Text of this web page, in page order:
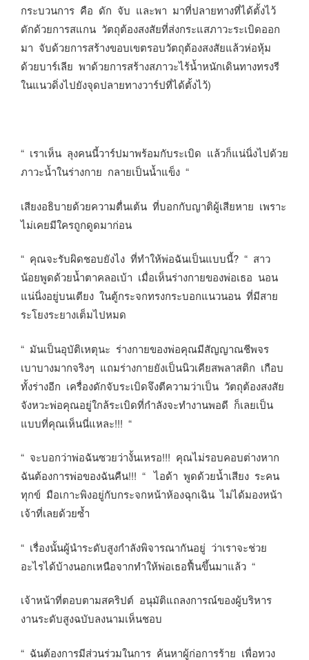
กระบวนการ คือ ดัก จับ และพา มาที่ปลายทางที่ได้ตั้งไว้
ดักด้วยการสแกน วัตถุต้องสงสัยที่ส่งกระแสภาวะระเบิดออก
มา จับด้วยการสร้างขอบเขตรอบวัตถุต้องสงสัยแล้วห่อหุ้ม
ด้วยบาร์เลีย พาด้วยการสร้างสภาวะไร้น้ำหนักเดินทางทรงรี
ในแนวดิ่งไปยังจุดปลายทางวาร์ปที่ได้ตั้งไว้)
“ เราเห็น ลุงคนนี้วาร์ปมาพร้อมกับระเบิด แล้วก็แน่นิ่งไปด้วย
ภาวะน้ำในร่างกาย กลายเป็นน้ำแข็ง “
เสียงอธิบายด้วยความตื่นเต้น ที่บอกกับญาติผู้เสียหาย เพราะ
ไม่เคยมีใครถูกดูดมาก่อน
“ คุณจะรับผิดชอบยังไง ที่ทำให้พ่อฉันเป็นแบบนี้? “ สาว
น้อยพูดด้วยน้ำตาคลอเบ้า เมื่อเห็นร่างกายของพ่อเธอ นอน
แน่นิ่งอยู่บนเตียง ในตู้กระจกทรงกระบอกแนวนอน ที่มีสาย
ระโยงระยางเต็มไปหมด
“ มันเป็นอุบัติเหตุนะ ร่างกายของพ่อคุณมีสัญญาณชีพจร
เบาบางมากจริงๆ แถมร่างกายยังเป็นนิวเคียสพลาสติก เกือบ
ทั้งร่างอีก เครื่องดักจับระเบิดจึงตีความว่าเป็น วัตถุต้องสงสัย
จังหวะพ่อคุณอยู่ใกล้ระเบิดที่กำลังจะทำงานพอดี ก็เลยเป็น
แบบที่คุณเห็นนี่แหละ!!! “
“ จะบอกว่าพ่อฉันซวยว่างั้นเหรอ!!! คุณไม่รอบคอบต่างหาก
ฉันต้องการพ่อของฉันคืน!!! “ ไอด้า พูดด้วยน้ำเสียง ระคน
ทุกข์ มือเกาะพิงอยู่กับกระจกหน้าห้องฉุกเฉิน ไม่ได้มองหน้า
เจ้าที่เลยด้วยซ้ำ
“ เรื่องนั้นผู้นำระดับสูงกำลังพิจารณากันอยู่ ว่าเราจะช่วย
อะไรได้บ้างนอกเหนือจากทำให้พ่อเธอฟื้นขึ้นมาแล้ว “
เจ้าหน้าที่ตอบตามสคริปต์ อนุมัติแถลงการณ์ของผู้บริหาร
งานระดับสูงฉบับลงนามเห็นชอบ
“ ฉันต้องการมีส่วนร่วมในการ ค้นหาผู้ก่อการร้าย เพื่อทวง